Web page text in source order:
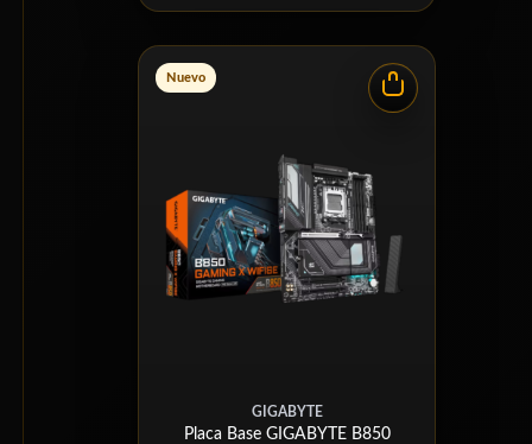
Nuevo
GIGABYTE
Placa Base GIGABYTE B850